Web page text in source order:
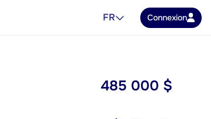
FR Connexion
485 000 $